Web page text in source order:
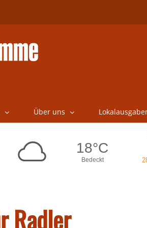
Über uns
Radler